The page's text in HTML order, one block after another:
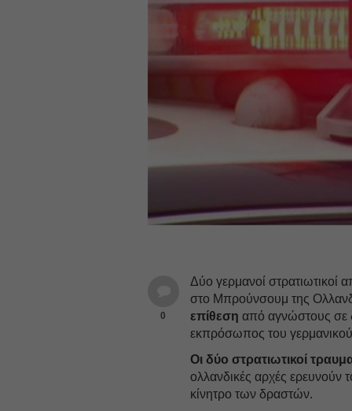
0
Δύο γερμανοί στρατιωτικοί
στο Μπρούνσουμ της
επίθεση από αγνώστους σε
εκπρόσωπος του
Οι δύο στρατιωτικοί
ολλανδικές αρχές ερευνούν
κίνητρο των δραστών.